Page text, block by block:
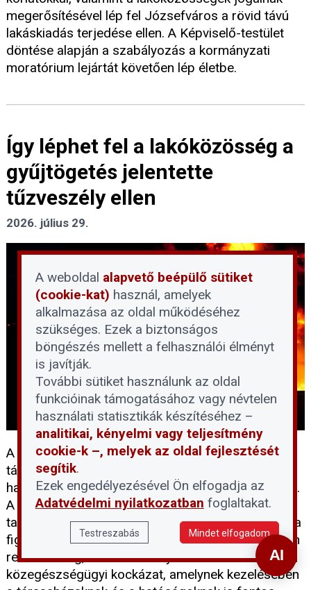
megerősítésével lép fel Józsefváros a rövid távú
lakáskiadás terjedése ellen. A Képviselő-testület
döntése alapján a szabályozás a kormányzati
moratórium lejártát követően lép életbe.
Így léphet fel a lakóközösség a
gyűjtögetés jelentette
tűzveszély ellen
2026. július 29.
A gyűjtögetés során felhalmozott tárgyak egy
társasházi lakásban nemcsak a tulajdonosra,
hanem az egész közösségre veszélyt jelenthetnek.
A zuglói háztűz kapcsán Szilber Szilvia társasházi
tanácsadó, a MITOE elnökségi tagja arra hívta fel a
figyelmet, hogy a gyűjtögető életmód nem pusztán
rendetlenség, hanem komoly tűz- és
közegészségügyi kockázat, amelynek kezelésében
A weboldal alapvető beépülő sütiket
(cookie-kat) használ, amelyek
alkalmazása az oldal működéséhez
szükséges. Ezek a biztonságos
böngészés mellett a felhasználói élményt
is javítják.
További sütiket használunk az oldal
funkcióinak támogatásához vagy névtelen
használati statisztikák készítéséhez –
analitikai, kényelmi vagy teljesítmény
cookie-k –, melyek az oldal fejlesztését
segítik.
Ezek engedélyezésével Ön elfogadja az
Adatvédelmi nyilatkozatban foglaltakat.
Testreszabás Mindet elfogadom